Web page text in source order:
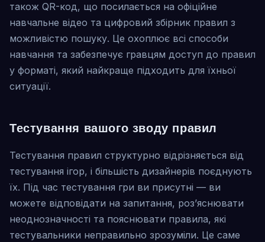
також QR-код, що посилається на офіційне
навчальне відео та цифровий збірник правил з
можливістю пошуку. Це охоплює всі способи
навчання та забезпечує гравцям доступ до правил
у форматі, який найкраще підходить для їхньої
ситуації.
Тестування вашого зводу правил
Тестування правил структурно відрізняється від
тестування ігор, і більшість дизайнерів поєднують
їх. Під час тестування гри ви присутні — ви
можете відповідати на запитання, роз’яснювати
неоднозначності та пояснювати правила, які
тестувальники неправильно зрозуміли. Це саме